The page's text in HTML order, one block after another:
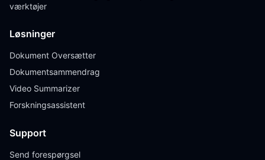
værktøjer
Løsninger
Dokument Oversætter
Dokumentsammendrag
Video Summarizer
Forskningsassistent
Support
Send forespørgsel